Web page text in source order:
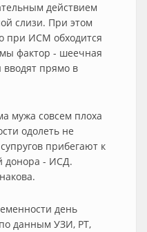
действием
слизи. При этом
при ИСМ обходится
фактор - шеечная
вводят прямо в
мужа совсем плоха
одолеть не
прибегают к
донора - ИСД.
день
данным УЗИ, РТ,